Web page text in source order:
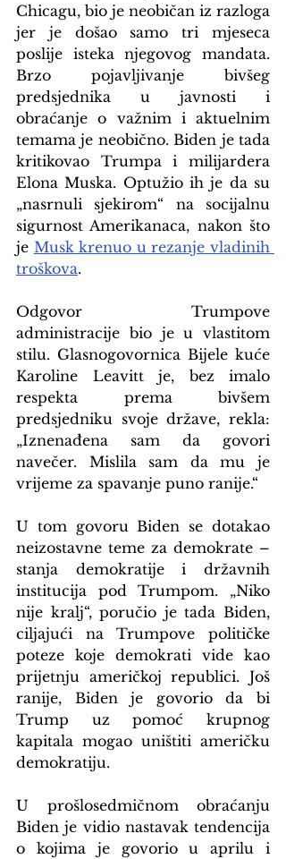
Chicagu, bio je neobičan iz razloga
jer je došao samo tri mjeseca
poslije isteka njegovog mandata.
Brzo pojavljivanje bivšeg
predsjednika u javnosti i
obraćanje o važnim i aktuelnim
temama je neobično. Biden je tada
kritikovao Trumpa i milijardera
Elona Muska. Optužio ih je da su
„nasrnuli sjekirom“ na socijalnu
sigurnost Amerikanaca, nakon što
je Musk krenuo u rezanje vladinih
troškova.
Odgovor Trumpove
administracije bio je u vlastitom
stilu. Glasnogovornica Bijele kuće
Karoline Leavitt je, bez imalo
respekta prema bivšem
predsjedniku svoje države, rekla:
„Iznenađena sam da govori
navečer. Mislila sam da mu je
vrijeme za spavanje puno ranije.“
U tom govoru Biden se dotakao
neizostavne teme za demokrate –
stanja demokratije i državnih
institucija pod Trumpom. „Niko
nije kralj“, poručio je tada Biden,
ciljajući na Trumpove političke
poteze koje demokrati vide kao
prijetnju američkoj republici. Još
ranije, Biden je govorio da bi
Trump uz pomoć krupnog
kapitala mogao uništiti američku
demokratiju.
U prošlosedmičnom obraćanju
Biden je vidio nastavak tendencija
o kojima je govorio u aprilu i